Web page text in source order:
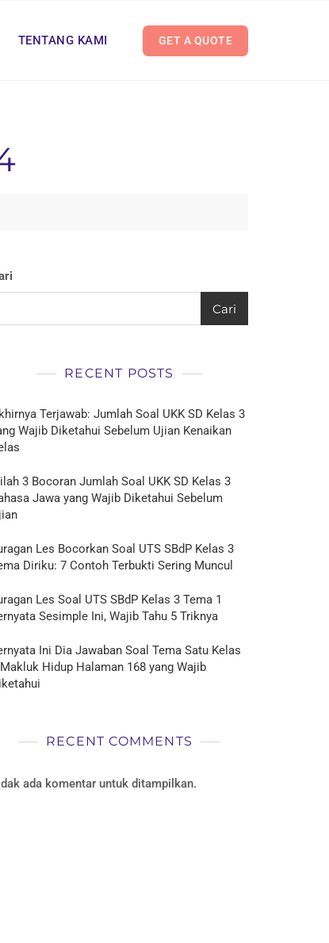
TENTANG KAMI GET A QUOTE
Cari
RECENT POSTS
Terjawab: Jumlah Soal UKK SD Kelas 3
Wajib Diketahui Sebelum Ujian Kenaikan
3 Bocoran Jumlah Soal UKK SD Kelas 3
Jawa yang Wajib Diketahui Sebelum
Les Bocorkan Soal UTS SBdP Kelas 3
Diriku: 7 Contoh Terbukti Sering Muncul
Les Soal UTS SBdP Kelas 3 Tema 1
Sesimple Ini, Wajib Tahu 5 Triknya
Ini Dia Jawaban Soal Tema Satu Kelas
Hidup Halaman 168 yang Wajib
RECENT COMMENTS
ada komentar untuk ditampilkan.